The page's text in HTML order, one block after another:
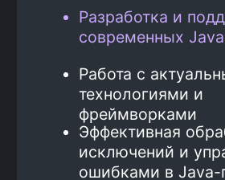
Записаться на консультацию